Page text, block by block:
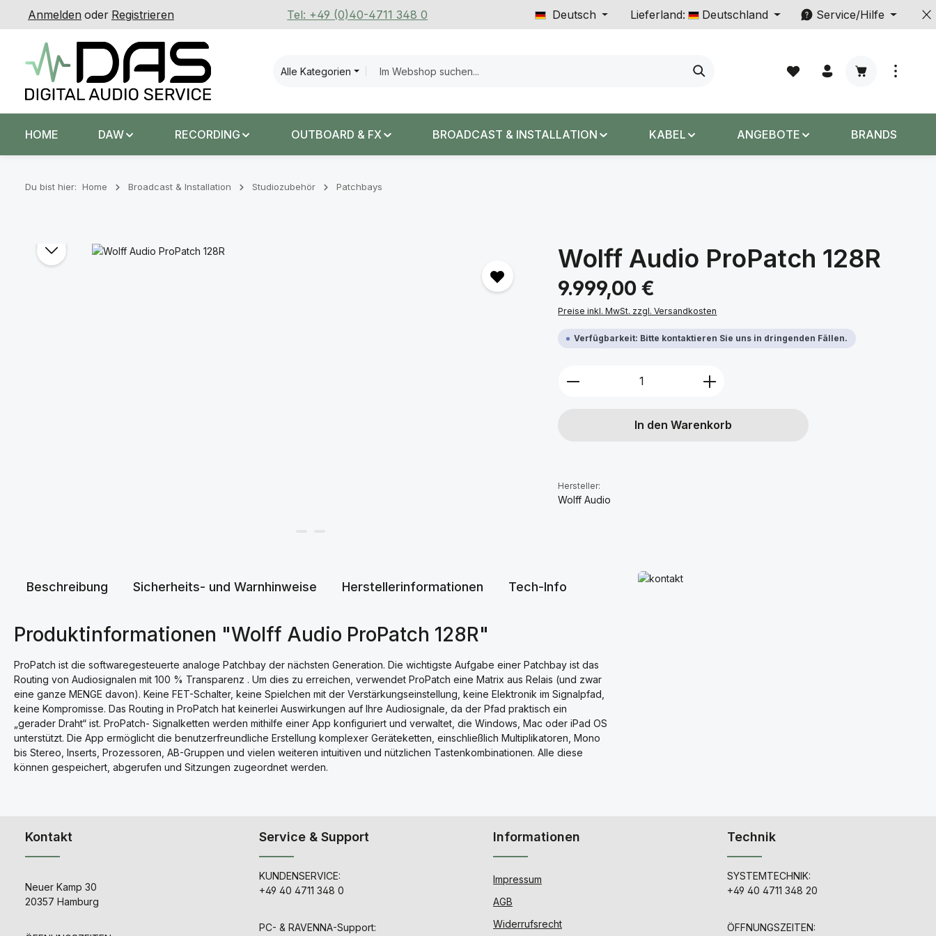
Hauptinhalt springen
Zur Suche springen
Zur Hauptnavigation springen
Anmelden oder Registrieren Tel: +49 (0)40-4711 348 0 Deutsch Lieferland: Deutschland Service/Hilfe
Alle Kategorien
Warenkorb
HOME DAW RECORDING OUTBOARD & FX BROADCAST & INSTALLATION KABEL ANGEBOTE BRANDS
Du bist hier: Home Broadcast & Installation Studiozubehör Patchbays
Bildergalerie überspringen Wolff Audio ProPatch 128R
Regulärer Preis:
9.999,00 €
Preise inkl. MwSt. zzgl. Versandkosten
Verfügbarkeit: Bitte kontaktieren Sie uns in dringenden Fällen.
Produkt Anzahl: Gib den gewünschten Wert
In den Warenkorb
Hersteller:
Wolff Audio
Beschreibung Sicherheits- und Warnhinweise Herstellerinformationen Tech-Info
Produktinformationen "Wolff Audio ProPatch 128R"
ProPatch ist die softwaregesteuerte analoge Patchbay der nächsten Generation. Die wichtigste Aufgabe einer Patchbay ist das
Routing von Audiosignalen mit 100 % Transparenz . Um dies zu erreichen, verwendet ProPatch eine Matrix aus Relais (und zwar
eine ganze MENGE davon). Keine FET-Schalter, keine Spielchen mit der Verstärkungseinstellung, keine Elektronik im Signalpfad,
keine Kompromisse. Das Routing in ProPatch hat keinerlei Auswirkungen auf Ihre Audiosignale, da der Pfad praktisch ein
„gerader Draht“ ist. ProPatch- Signalketten werden mithilfe einer App konfiguriert und verwaltet, die Windows, Mac oder iPad OS
unterstützt. Die App ermöglicht die benutzerfreundliche Erstellung komplexer Geräteketten, einschließlich Multiplikatoren, Mono
bis Stereo, Inserts, Prozessoren, AB-Gruppen und vielen weiteren intuitiven und nützlichen Tastenkombinationen. Alle diese
können gespeichert, abgerufen und Sitzungen zugeordnet werden.
Mehr erfahren
Kontakt
Neuer Kamp 30
20357 Hamburg
Service & Support
KUNDENSERVICE:
+49 40 4711 348 0
PC- & RAVENNA-Support:
Informationen
Impressum
AGB
Widerrufsrecht
Technik
SYSTEMTECHNIK:
+49 40 4711 348 20
ÖFFNUNGSZEITEN: